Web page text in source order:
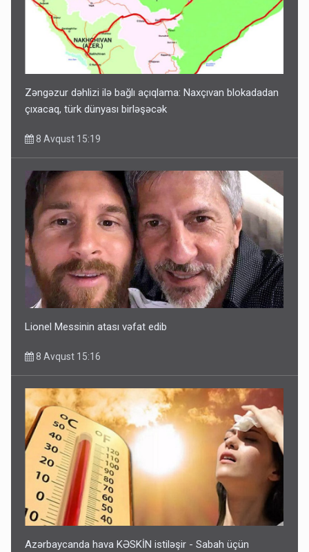
Zəngəzur dəhlizi ilə bağlı açıqlama: Naxçıvan blokadadan
çıxacaq, türk dünyası birləşəcək
8 Avqust 15:19
Lionel Messinin atası vəfat edib
8 Avqust 15:16
Azərbaycanda hava KƏSKİN istiləşir - Sabah üçün